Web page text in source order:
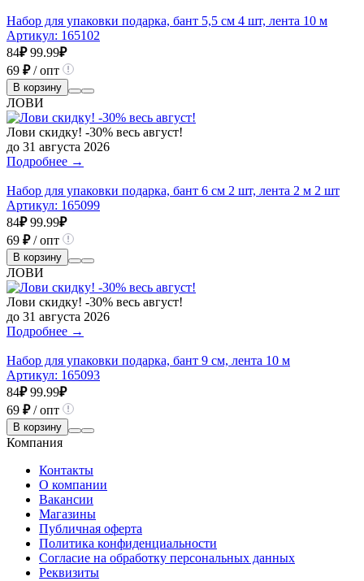
Набор для упаковки подарка, бант 5,5 см 4 шт, лента 10 м
Артикул: 165102
84₽ 99.99₽
69 ₽/ опт
В корзину
ЛОВИ
Лови скидку! -30% весь август!
до 31 августа 2026
Подробнее →
Набор для упаковки подарка, бант 6 см 2 шт, лента 2 м 2 шт
Артикул: 165099
84₽ 99.99₽
69 ₽/ опт
В корзину
ЛОВИ
Лови скидку! -30% весь август!
до 31 августа 2026
Подробнее →
Набор для упаковки подарка, бант 9 см, лента 10 м
Артикул: 165093
84₽ 99.99₽
69 ₽/ опт
В корзину
Компания
Контакты
О компании
Вакансии
Магазины
Публичная оферта
Политика конфиденциальности
Согласие на обработку персональных данных
Реквизиты